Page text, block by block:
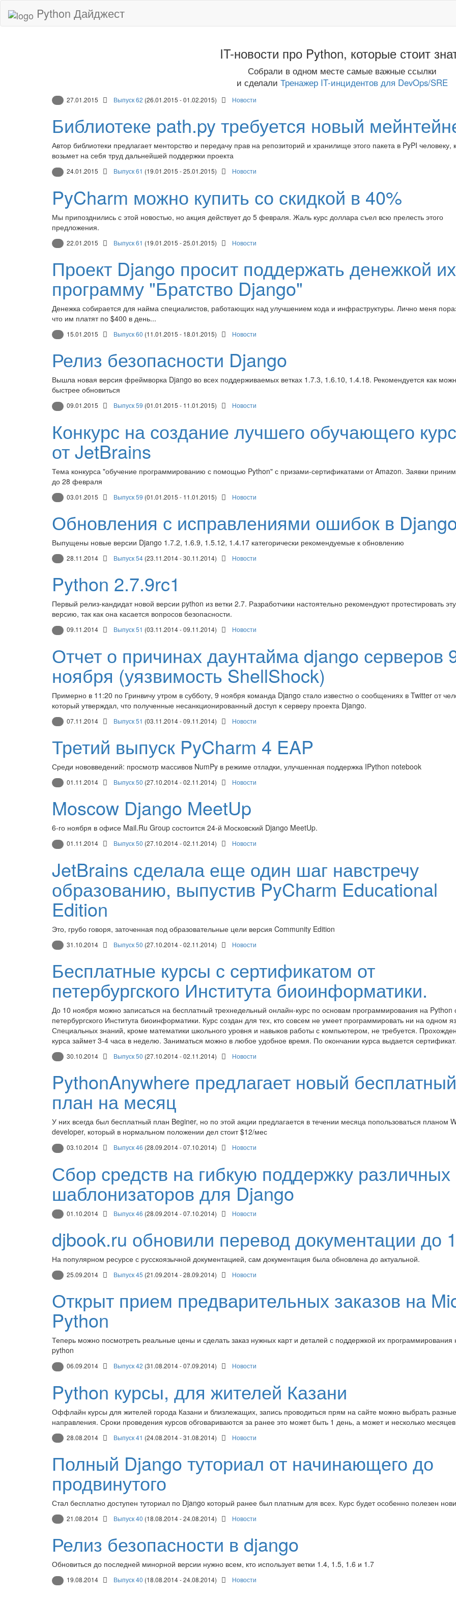
Python Дайджест
IT-новости про Python, которые стоит
Собрали в одном месте самые важные ссылки
и сделали Тренажер IT-инцидентов для DevOps/SRE
27.01.2015 Выпуск 62 (26.01.2015 - 01.02.2015) Новости
Библиотеке path.py требуется новый
Автор библиотеки предлагает менторство и передачу прав на репозиторий и хранилище этого пакета в PyPI человеку,
возьмет на себя труд дальнейшей поддержки проекта
24.01.2015 Выпуск 61 (19.01.2015 - 25.01.2015) Новости
PyCharm можно купить со скидкой в 40%
Мы припозднились с этой новостью, но акция действует до 5 февраля. Жаль курс доллара съел всю прелесть этого
предложения.
22.01.2015 Выпуск 61 (19.01.2015 - 25.01.2015) Новости
Проект Django просит поддержать денежкой их
программу "Братство Django"
Денежка собирается для найма специалистов, работающих над улучшением кода и инфраструктуры. Лично меня
что им платят по $400 в день...
15.01.2015 Выпуск 60 (11.01.2015 - 18.01.2015) Новости
Релиз безопасности Django
Вышла новая версия фреймворка Django во всех поддерживаемых ветках 1.7.3, 1.6.10, 1.4.18. Рекомендуется как
быстрее обновиться
09.01.2015 Выпуск 59 (01.01.2015 - 11.01.2015) Новости
Конкурс на создание лучшего обучающего
от JetBrains
Тема конкурса "обучение программированию с помощью Python" с призами-сертификатами от Amazon. Заявки
до 28 февраля
03.01.2015 Выпуск 59 (01.01.2015 - 11.01.2015) Новости
Обновления с исправлениями ошибок в
Выпущены новые версии Django 1.7.2, 1.6.9, 1.5.12, 1.4.17 категорически рекомендуемые к обновлению
28.11.2014 Выпуск 54 (23.11.2014 - 30.11.2014) Новости
Python 2.7.9rc1
Первый релиз-кандидат новой версии python из ветки 2.7. Разработчики настоятельно рекомендуют протестировать эту
версию, так как она касается вопросов безопасности.
09.11.2014 Выпуск 51 (03.11.2014 - 09.11.2014) Новости
Отчет о причинах даунтайма django серверов
ноября (уязвимость ShellShock)
Примерно в 11:20 по Гринвичу утром в субботу, 9 ноября команда Django стало известно о сообщениях в Twitter от
который утверждал, что полученные несанкционированный доступ к серверу проекта Django.
07.11.2014 Выпуск 51 (03.11.2014 - 09.11.2014) Новости
Третий выпуск PyCharm 4 EAP
Среди нововведений: просмотр массивов NumPy в режиме отладки, улучшенная поддержка IPython notebook
01.11.2014 Выпуск 50 (27.10.2014 - 02.11.2014) Новости
Moscow Django MeetUp
6-го ноября в офисе Mail.Ru Group состоится 24-й Московский Django MeetUp.
01.11.2014 Выпуск 50 (27.10.2014 - 02.11.2014) Новости
JetBrains сделала еще один шаг навстречу
образованию, выпустив PyCharm Educational
Edition
Это, грубо говоря, заточенная под образовательные цели версия Community Edition
31.10.2014 Выпуск 50 (27.10.2014 - 02.11.2014) Новости
Бесплатные курсы с сертификатом от
петербургского Института биоинформатики.
До 10 ноября можно записаться на бесплатный трехнедельный онлайн-курс по основам программирования на Python
петербургского Института биоинформатики. Курс создан для тех, кто совсем не умеет программировать ни на одном
Специальных знаний, кроме математики школьного уровня и навыков работы с компьютером, не требуется.
курса займет 3-4 часа в неделю. Заниматься можно в любое удобное время. По окончании курса выдается сертификат.
30.10.2014 Выпуск 50 (27.10.2014 - 02.11.2014) Новости
PythonAnywhere предлагает новый бесплатный
план на месяц
У них всегда был бесплатный план Beginer, но по этой акции предлагается в течении месяца попользоваться планом
developer, который в нормальном положении дел стоит $12/мес
03.10.2014 Выпуск 46 (28.09.2014 - 07.10.2014) Новости
Сбор средств на гибкую поддержку различных
шаблонизаторов для Django
01.10.2014 Выпуск 46 (28.09.2014 - 07.10.2014) Новости
djbook.ru обновили перевод документации до
На популярном ресурсе с русскоязычной документацией, сам документация была обновлена до актуальной.
25.09.2014 Выпуск 45 (21.09.2014 - 28.09.2014) Новости
Открыт прием предварительных заказов на
Python
Теперь можно посмотреть реальные цены и сделать заказ нужных карт и деталей с поддержкой их программирования
python
06.09.2014 Выпуск 42 (31.08.2014 - 07.09.2014) Новости
Python курсы, для жителей Казани
Оффлайн курсы для жителей города Казани и близлежащих, запись проводиться прям на сайте можно выбрать разные
направления. Сроки проведения курсов обговариваются за ранее это может быть 1 день, а может и несколько месяцев
28.08.2014 Выпуск 41 (24.08.2014 - 31.08.2014) Новости
Полный Django туториал от начинающего до
продвинутого
Стал бесплатно доступен туториал по Django который ранее был платным для всех. Курс будет особенно полезен
21.08.2014 Выпуск 40 (18.08.2014 - 24.08.2014) Новости
Релиз безопасности в django
Обновиться до последней минорной версии нужно всем, кто использует ветки 1.4, 1.5, 1.6 и 1.7
19.08.2014 Выпуск 40 (18.08.2014 - 24.08.2014) Новости